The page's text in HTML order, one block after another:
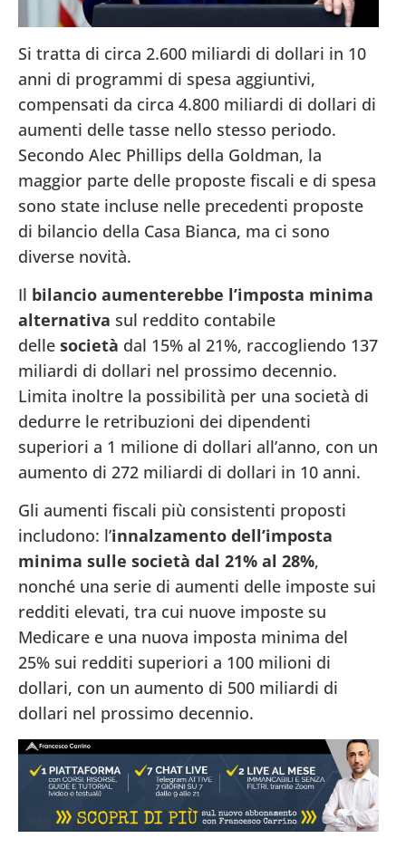
Si tratta di circa 2.600 miliardi di dollari in 10
anni di programmi di spesa aggiuntivi,
compensati da circa 4.800 miliardi di dollari di
aumenti delle tasse nello stesso periodo.
Secondo Alec Phillips della Goldman, la
maggior parte delle proposte fiscali e di spesa
sono state incluse nelle precedenti proposte
di bilancio della Casa Bianca, ma ci sono
diverse novità.
Il bilancio aumenterebbe l’imposta minima
alternativa sul reddito contabile
delle società dal 15% al 21%, raccogliendo 137
miliardi di dollari nel prossimo decennio.
Limita inoltre la possibilità per una società di
dedurre le retribuzioni dei dipendenti
superiori a 1 milione di dollari all’anno, con un
aumento di 272 miliardi di dollari in 10 anni.
Gli aumenti fiscali più consistenti proposti
includono: l’innalzamento dell’imposta
minima sulle società dal 21% al 28%,
nonché una serie di aumenti delle imposte sui
redditi elevati, tra cui nuove imposte su
Medicare e una nuova imposta minima del
25% sui redditi superiori a 100 milioni di
dollari, con un aumento di 500 miliardi di
dollari nel prossimo decennio.